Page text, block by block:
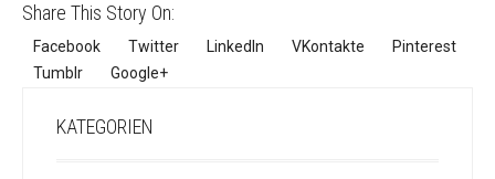
Share This Story On:
Facebook Twitter LinkedIn VKontakte
Pinterest
Tumblr
Google+
KATEGORIEN